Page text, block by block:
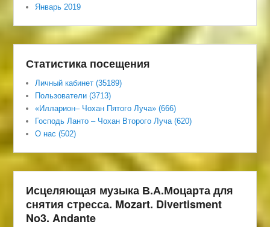
Январь 2019
Статистика посещения
Личный кабинет (35189)
Пользователи (3713)
«Илларион– Чохан Пятого Луча» (666)
Господь Ланто – Чохан Второго Луча (620)
О нас (502)
Исцеляющая музыка В.А.Моцарта для
снятия стресса. Mozart. Divertisment
No3. Andante